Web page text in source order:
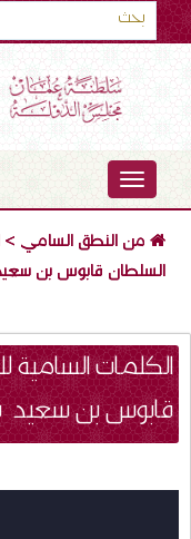
TOGGLE
NAVIGATION
من النطق السامي >
السلطان قابوس بن
الكلمات السامية
قابوس بن سعيد